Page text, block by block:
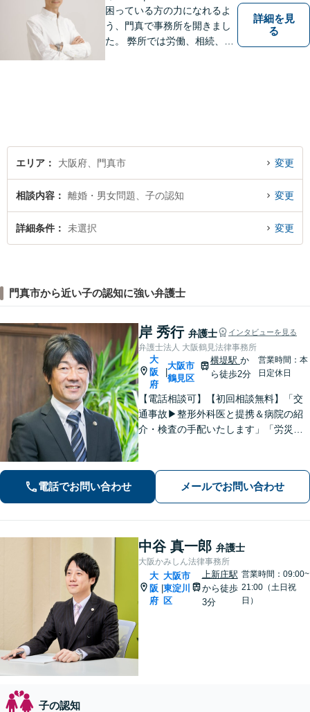
困っている方の力になれるよ
う、門真で事務所を開きまし
た。 弊所では労働、相続、離
詳細を見
る
エリア 大阪府、門真市 変更
相談内容 離婚・男女問題、子の認知 変更
詳細条件 未選択 変更
門真市から近い子の認知に強い弁護士
岸 秀行 弁護士 インタビューを見る
弁護士法人 大阪鶴見法律事務所
大
阪
府
大阪市
鶴見区
横堤駅 か
ら徒歩2分
営業時間：本
日定休日
【電話相談可】【初回相談無料】「交
通事故▶︎整形外科医と提携＆病院の紹
介・検査の手配いたします」「労災の
ます。法律問題だけではないトータル
サポートを目指します【セカンドオピ
ニオン可】
電話でお問い合わせ メールでお問い合わせ
中谷 真一郎 弁護士
大阪かみしん法律事務所
大
阪
府
大阪市
東淀川
区
上新庄駅
から徒歩
3分
営業時間：09:00~
21:00（土日祝
日）
子の認知